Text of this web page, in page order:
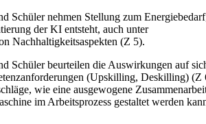
Schüler nehmen Stellung zumEnergiebedarf
der KI entsteht, auch unter
Nachhaltigkeitsaspekten (Z 5).
Schüler beurteilen die Auswirkungen auf
(Upskilling, Deskilling) (Z
wie eine ausgewogene
im Arbeitsprozess gestaltet werden